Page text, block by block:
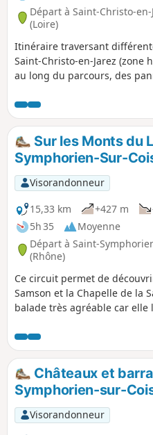
Départ à Saint-Christo-en-
(Loire)
Itinéraire traversant
Saint-Christo-en-Jarez (zone
au long du parcours, des
du parcours, une magnifique
vous.
Sur les Monts du
Symphorien-Sur-
Visorandonneur
15,33 km
+427 m
5h 35
Moyenne
Départ à Saint-
(Rhône)
Ce circuit permet de
Samson et la Chapelle de la
balade très agréable car elle
ainsi que le ruisseau de
de très belles vues sur les
Lyonnais.
Châteaux et
Symphorien-sur-
Visorandonneur